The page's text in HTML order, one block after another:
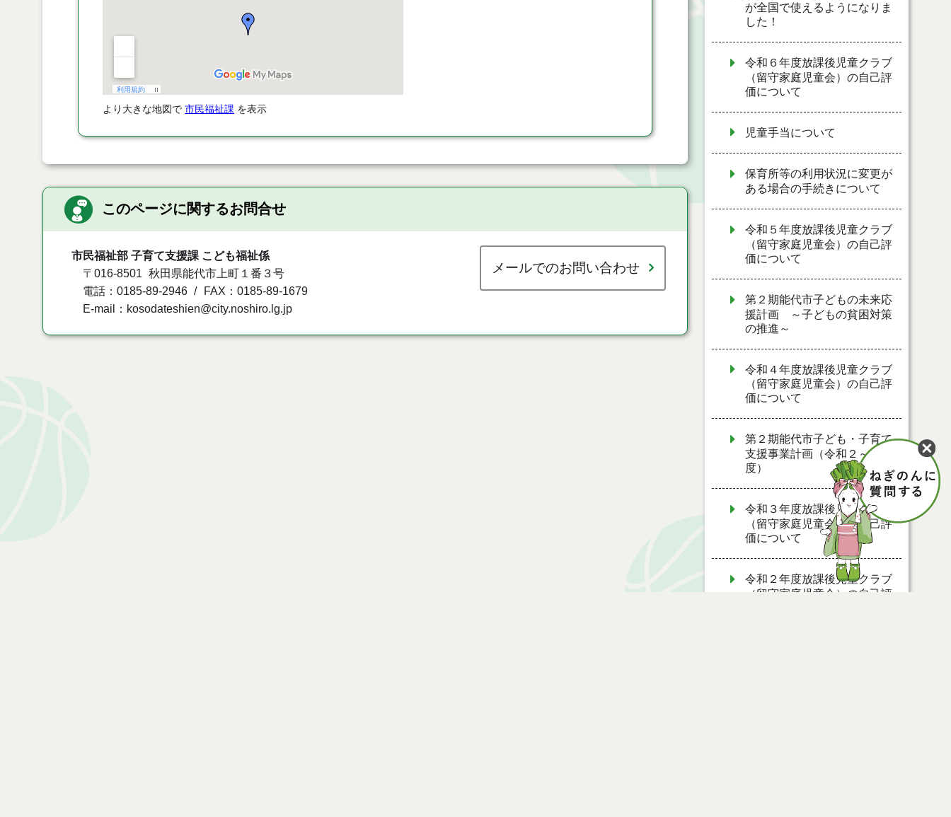
より大きな地図で 市民福祉課 を表示
このページに関するお問合せ
市民福祉部 子育て支援課 こども福祉係
〒016-8501
秋田県能代市上町１番３号
電話：0185-89-2946
FAX：0185-89-1679
E-mail：kosodateshien@city.noshiro.lg.jp
メールでのお問い合わせ
が全国で使えるようになりま
した！
令和６年度放課後児童クラブ
（留守家庭児童会）の自己評
価について
児童手当について
保育所等の利用状況に変更が
ある場合の手続きについて
令和５年度放課後児童クラブ
（留守家庭児童会）の自己評
価について
第２期能代市子どもの未来応
援計画 ～子どもの貧困対策
の推進～
令和４年度放課後児童クラブ
（留守家庭児童会）の自己評
価について
第２期能代市子ども・子育て
支援事業計画（令和２～６年
度）
令和３年度放課後児童クラブ
（留守家庭児童会）の自己評
価について
令和２年度放課後児童クラブ
（留守家庭児童会）の自己評